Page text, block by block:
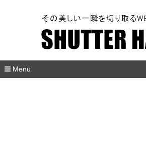
SHUTTER HACK
Menu